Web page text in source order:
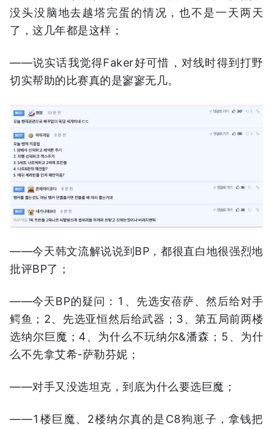
没头没脑地去越塔完蛋的情况，也不是一天两天
了，这几年都是这样；
——说实话我觉得Faker好可惜，对线时得到打野
切实帮助的比赛真的是寥寥无几。
——今天韩文流解说说到BP，都很直白地很强烈地
批评BP了；
——今天BP的疑问：1、先选安蓓萨、然后给对手
鳄鱼；2、先选亚恒然后给武器；3、第五局前两楼
选纳尔巨魔；4、为什么不玩纳尔&潘森；5、为什
么不先拿艾希-萨勒芬妮；
——对手又没选坦克，到底为什么要选巨魔；
——1楼巨魔、2楼纳尔真的是C8狗崽子，拿钱把